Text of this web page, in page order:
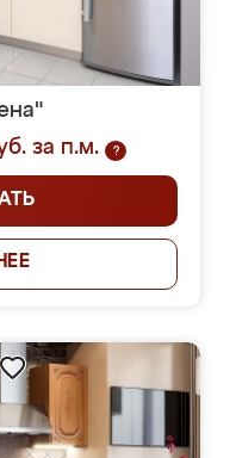
за п.м.
?